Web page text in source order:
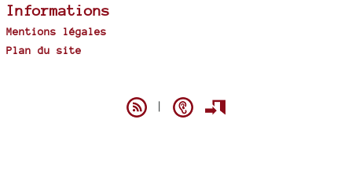
Informations
Mentions légales
Plan du site
|